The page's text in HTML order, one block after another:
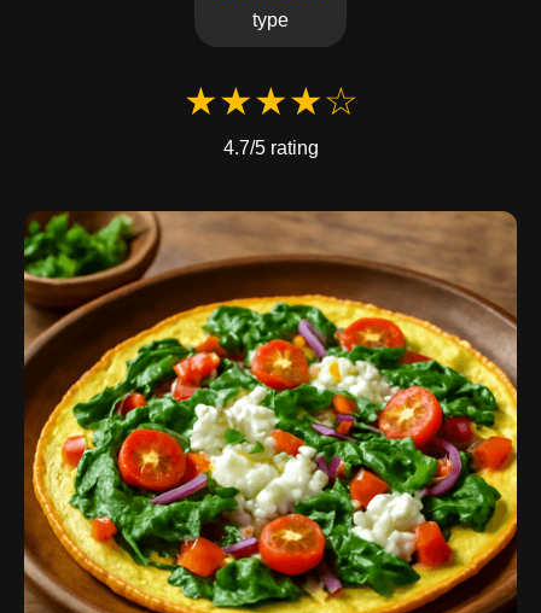
type
★★★★☆
4.7/5 rating